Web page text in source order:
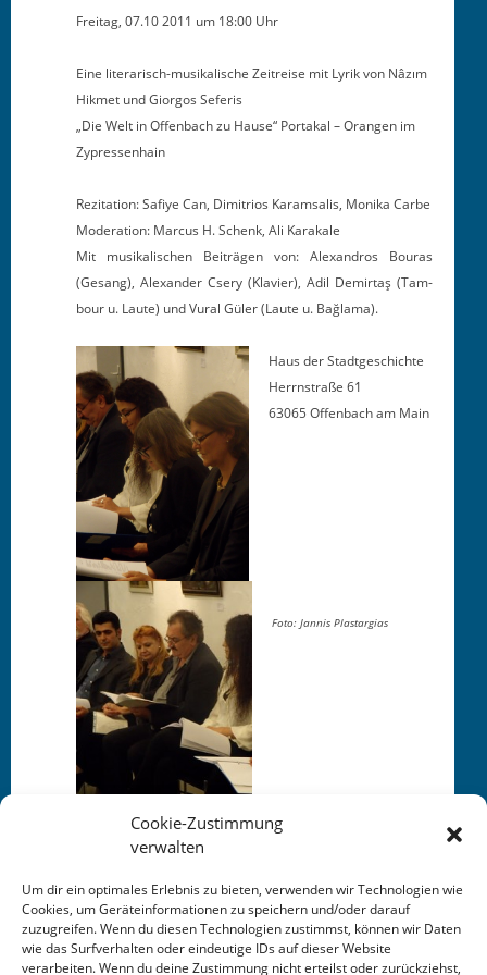
Cookie-Zustimmung
verwalten
Um dir ein optimales Erlebnis zu bieten, verwenden wir Technologien wie
Cookies, um Geräteinformationen zu speichern und/oder darauf
zuzugreifen. Wenn du diesen Technologien zustimmst, können wir Daten
wie das Surfverhalten oder eindeutige IDs auf dieser Website
verarbeiten. Wenn du deine Zustimmung nicht erteilst oder zurückziehst,
Fre­itag, 07.10 2011 um 18:00 Uhr
Eine lit­er­arisch-musikalis­che Zeitreise mit Lyrik von Nâzım
Hik­met und Gior­gos Seferis
„Die Welt in Offen­bach zu Hause“ Por­takal – Orangen im
Zypressenhain
Rez­i­ta­tion: Safiye Can, Dim­itrios Karam­salis, Moni­ka Carbe
Mod­er­a­tion: Mar­cus H. Schenk, Ali Karakale
Mit musikalis­chen Beiträ­gen von: Alexan­dros Bouras
(Gesang), Alexan­der Csery (Klavier), Adil Demir­taş (Tam­
bour u. Laute) und Vur­al Güler (Laute u. Bağlama).
Haus derStadt­geschichte
Her­rn­straße 61
63065 Offen­bach am Main
Foto: Jan­nis Plastargias
This entry was posted inKALENDER. Bookmark the
permalink.